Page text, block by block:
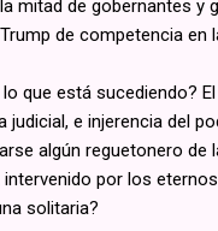
mitad de gobernantes
de competencia
que está sucediendo?
e injerencia del
algún reguetonero
por los
solitaria?